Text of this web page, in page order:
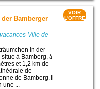
Bamberger
Ville de
in der
situe à Bamberg, à
et 1,2 km de
de
de Bamberg. Il
une ...
VOIR
L'OFFRE